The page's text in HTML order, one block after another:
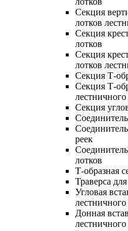
Секция
лотков
Секция
лотков
Секция
лотков
Секция Т-
Секция Т-
лестничного
Секция
реек
лотков
Т-образная
Траверса
Угловая
лестничного
Донная
лестничного